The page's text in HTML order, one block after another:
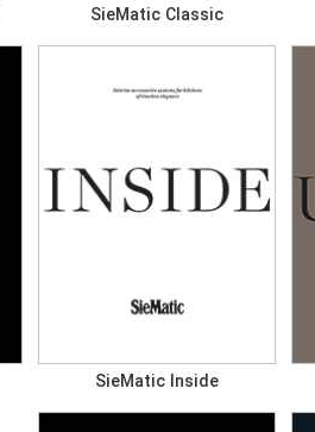
SieMatic Classic
SieMatic Inside